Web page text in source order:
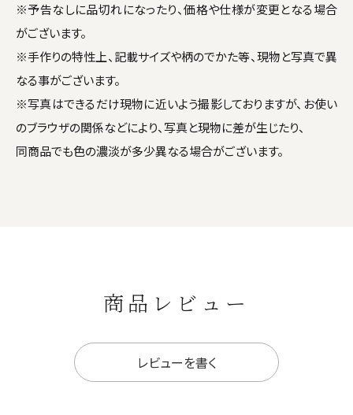
※予告なしに品切れになったり、価格や仕様が変更となる場合
がございます。
※手作りの特性上、記載サイズや柄のでかた等、現物と写真で異
なる事がございます。
※写真はできるだけ現物に近いよう撮影しておりますが、お使い
のブラウザの関係などにより、写真と現物に差が生じたり、
同商品でも色の濃淡が多少異なる場合がございます。
商品レビュー
レビューを書く